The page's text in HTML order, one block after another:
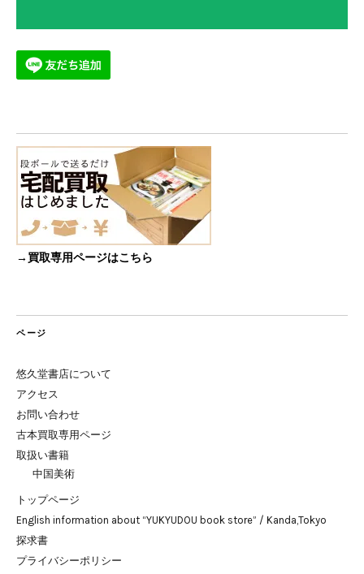
→買取専用ページはこちら
ページ
悠久堂書店について
アクセス
お問い合わせ
古本買取専用ページ
取扱い書籍
中国美術
トップページ
English information about “YUKYUDOU book store” / Kanda,Tokyo
探求書
プライバシーポリシー